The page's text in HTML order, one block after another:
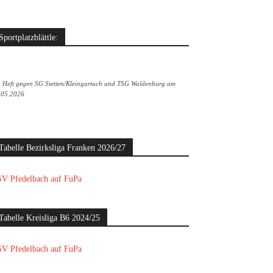
Sportplatzblättle:
Heft gegen SG Stetten/Kleingartach und TSG Waldenburg am
Bezirksliga Franken 2026/27
Pfedelbach auf FuPa
Kreisliga B6 2024/25
Pfedelbach auf FuPa